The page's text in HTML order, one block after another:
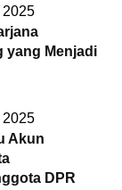
2025
yang Menjadi
2025
Akun
DPR